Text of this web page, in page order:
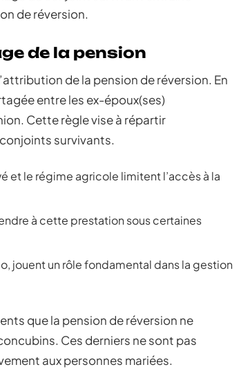
de réversion.
de la pension
de la pension de réversion. En
entre les ex-époux(ses)
Cette règle vise à répartir
survivants.
et le régime agricole limitent l’accès à la
à cette prestation sous certaines
jouent un rôle fondamental dans la gestion
que la pension de réversion ne
Ces derniers ne sont pas
aux personnes mariées.